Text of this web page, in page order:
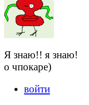
Я знаю!! я знаю!
о чпокаре)
войти